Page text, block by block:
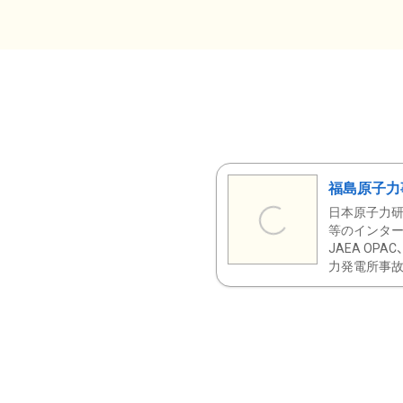
福島原子
日本原子力
等のインタ
JAEA OPAC
力発電所事